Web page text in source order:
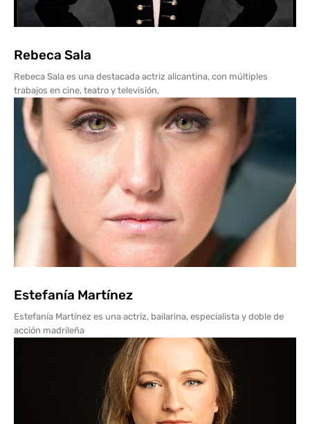
Rebeca Sala
Rebeca Sala es una destacada actriz alicantina, con múltiples
trabajos en cine, teatro y televisión,
Estefanía Martínez
Estefanía Martínez es una actriz, bailarina, especialista y doble de
acción madrileña